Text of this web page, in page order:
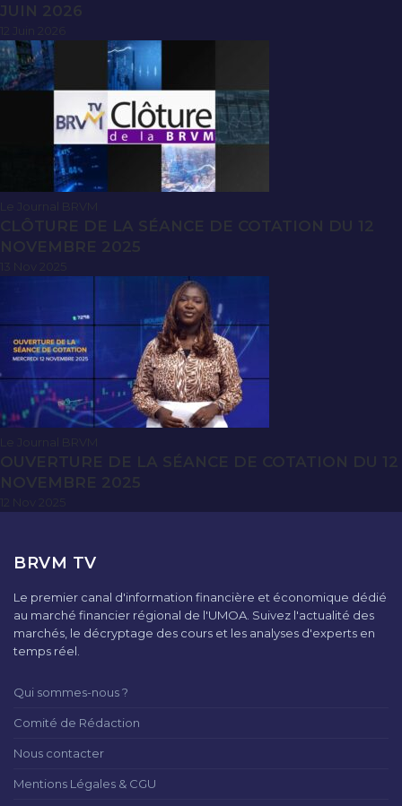
JUIN 2026
Le Journal BRVM
CLÔTURE DE LA SÉANCE DE COTATION DU 12
NOVEMBRE 2025
Le Journal BRVM
OUVERTURE DE LA SÉANCE DE COTATION DU 12
NOVEMBRE 2025
BRVM TV
Le premier canal d'information financière et économique dédié
au marché financier régional de l'UMOA. Suivez l'actualité des
marchés, le décryptage des cours et les analyses d'experts en
temps réel.
Qui sommes-nous ?
Comité de Rédaction
Nous contacter
Mentions Légales & CGU